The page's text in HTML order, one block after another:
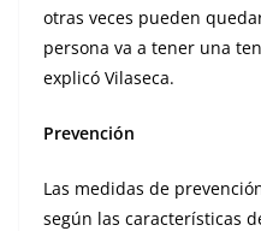
otras veces pueden
persona va a tener una
explicó Vilaseca.
Prevención
Las medidas de
según las características